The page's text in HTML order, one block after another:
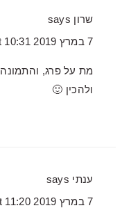
שרון says
7 במרץ 2019 at 10:31
מת על פרג,
ולהכין 🙂
ענתי says
7 במרץ 2019 at 11:20